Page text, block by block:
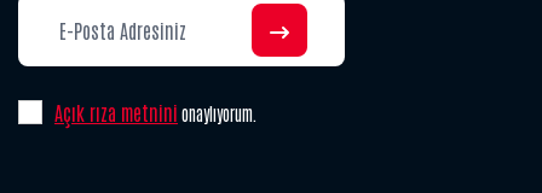
Açık rıza metnini onaylıyorum.